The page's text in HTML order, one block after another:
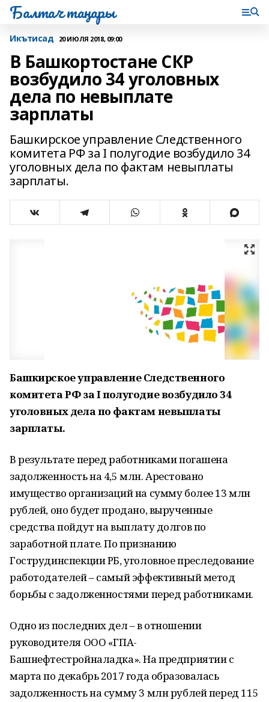
Балтач таңнары
Икътисад 20 ИЮЛЯ 2018, 09:00
В Башкортостане СКР
возбудило 34 уголовных
дела по невыплате
зарплаты
Башкирское управление Следственного
комитета РФ за I полугодие возбудило 34
уголовных дела по фактам невыплаты
зарплаты.
Башкирское управление Следственного
комитета РФ за I полугодие возбудило 34
уголовных дела по фактам невыплаты
зарплаты.
В результате перед работниками погашена
задолженность на 4,5 млн. Арестовано
имущество организаций на сумму более 13 млн
рублей, оно будет продано, вырученные
средства пойдут на выплату долгов по
заработной плате. По признанию
Гострудинспекции РБ, уголовное преследование
работодателей – самый эффективный метод
борьбы с задолженностями перед работниками.
Одно из последних дел – в отношении
руководителя ООО «ГПА-
Башнефтестройналадка». На предприятии с
марта по декабрь 2017 года образовалась
задолженность на сумму 3 млн рублей перед 115